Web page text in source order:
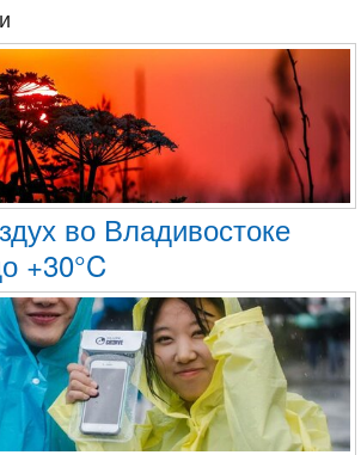
во Владивостоке
+30°C